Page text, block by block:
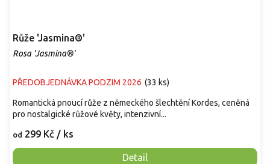
Růže 'Jasmina®'
Rosa 'Jasmina®'
PŘEDOBJEDNÁVKA PODZIM 2026 (33 ks)
od 299 Kč / ks
Detail
Romantická pnoucí růže z německého šlechtění Kordes, ceněná
pro nostalgické růžové květy, intenzivní...